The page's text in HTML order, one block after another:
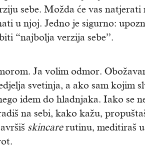
sebe. Možda će vas natjerati
u njoj. Jedno je sigurno:
“najbolja verzija sebe”.
Ja volim odmor.
svetinja, a ako sam kojim
idem do hladnjaka. Iako se
na sebi, kako kažu,
skincarerutinu, meditiraš u